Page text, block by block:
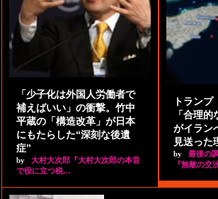
「少子化は外国人労働者で
補えばいい」の衝撃。竹中
平蔵の「構造改革」が日本
にもたらした“深刻な後遺
症”
by
大村大次郎『大村大次郎の本音
で役に立つ税…
トランプ
「合理
がイラン
見送った
by
最後の
『無敵の交